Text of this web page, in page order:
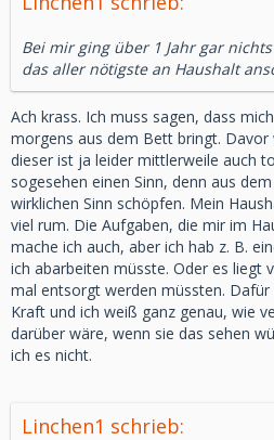
Bei mir ging über 1 Jahr gar
das aller nötigste an Haushalt
Ach krass. Ich muss sagen, dass
morgens aus dem Bett bringt.
dieser ist ja leider mittlerweile auch
sogesehen einen Sinn, denn aus
wirklichen Sinn schöpfen. Mein
viel rum. Die Aufgaben, die mir im
mache ich auch, aber ich hab z. B.
ich abarbeiten müsste. Oder es liegt
mal entsorgt werden müssten.
Kraft und ich weiß ganz genau, wie
darüber wäre, wenn sie das sehen
ich es nicht.
Linchen1 schrieb: